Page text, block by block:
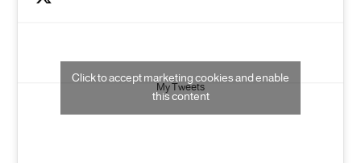
My Tweets
Click to accept marketing cookies and enable
this content